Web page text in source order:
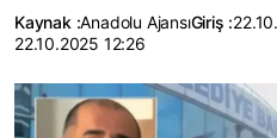
Kaynak :Anadolu AjansıGiriş :
22.10.2025 12:26